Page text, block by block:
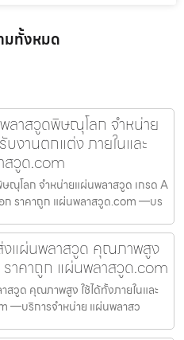
มทั้งหมด
ลาสวูดพิษณุโลก จำหน่าย
งานตกแต่ง ภายในและ
วูด.com
ณุโลก จำหน่ายแผ่นพลาสวูด เกรด A
ก ราคาถูก แผ่นพลาสวูด.com —บร
แผ่นพลาสวูด คุณภาพสูง
ราคาถูก แผ่นพลาสวูด.com
วูด คุณภาพสูง ใช้ได้ทั้งภายในและ
—บริการจำหน่าย แผ่นพลาสว